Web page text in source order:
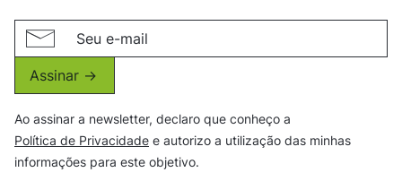
Assinar ->
Ao assinar a newsletter, declaro que conheço a
Política de Privacidade e autorizo a utilização das minhas
informações para este objetivo.